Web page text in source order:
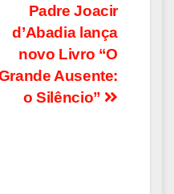
Padre Joacir
d’Abadia lança
novo Livro “O
Ausente:
o Silêncio”